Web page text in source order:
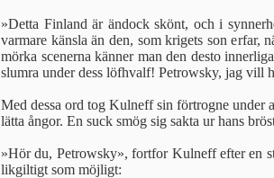
»Detta Finland är ändock skönt, och i
varmare känsla än den, som krigets son erfar,
mörka scenerna känner man den desto
slumra under dess löfhvalf! Petrowsky, jag vill
Med dessa ord tog Kulneff sin förtrogne under
lätta ångor. En suck smög sig sakta ur hans
»Hör du, Petrowsky», fortfor Kulneff efter en
likgiltigt som möjligt: